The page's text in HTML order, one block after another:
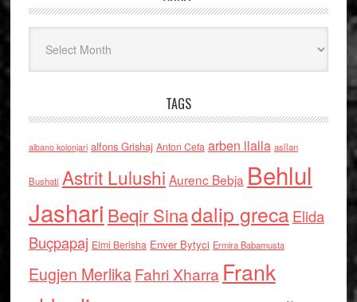
TAGS
albano kolonjari alfons Grishaj Anton Cefa arben llalla asllan
Bushati Astrit Lulushi Aurenc Bebja Behlul
Jashari Beqir Sinadalip grecaElida
Buçpapaj Elmi Berisha Enver Bytyci Ermira Babamusta
Eugjen MerlikaFahri Xharra Frank